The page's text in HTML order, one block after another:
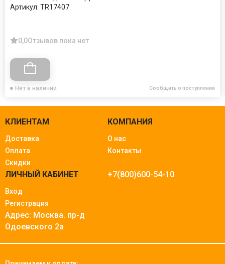
Артикул: TR17407
0,0Отзывов пока нет
Нет в наличии Сообщить о поступлении
КЛИЕНТАМ
Доставка
Оплата
Скидки
КОМПАНИЯ
О нас
Контакты
ЛИЧНЫЙ КАБИНЕТ
Вход
Регистрация
+7(800)600-54-10
Адрес: Москва. пр-д
Одоевского 2а